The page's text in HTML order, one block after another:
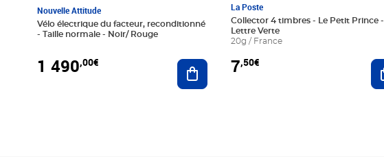
Nouvelle Attitude
Vélo électrique du facteur, reconditionné
- Taille normale - Noir/ Rouge
1 490,00€ Ajouter au panier
La Poste
Collector 4 timbres - Le Petit Prince -
Lettre Verte
20g / France
7,50€